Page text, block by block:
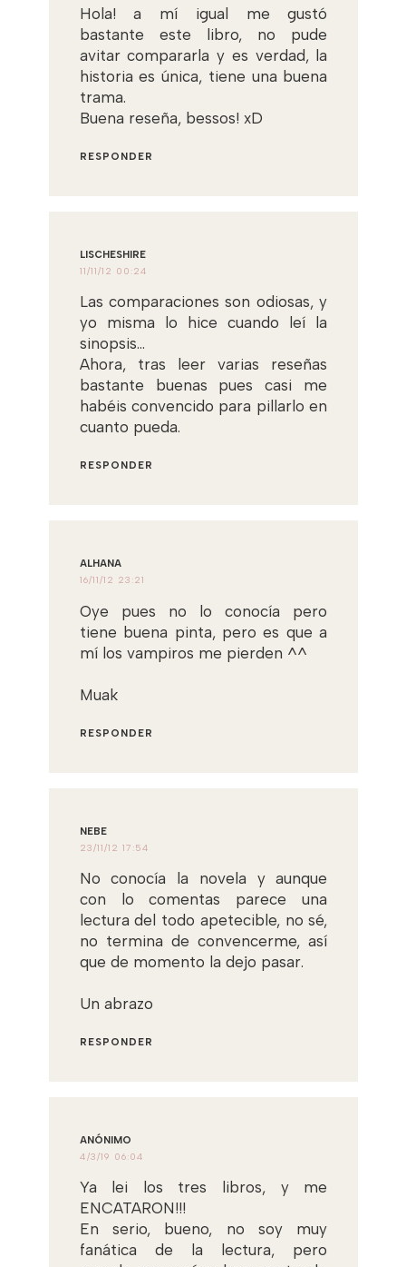
Hola! a mí igual me gustó
bastante este libro, no pude
avitar compararla y es verdad, la
historia es única, tiene una buena
trama.
Buena reseña, bessos! xD
RESPONDER
LISCHESHIRE
11/11/12 00:24
Las comparaciones son odiosas, y
yo misma lo hice cuando leí la
sinopsis...
Ahora, tras leer varias reseñas
bastante buenas pues casi me
habéis convencido para pillarlo en
cuanto pueda.
RESPONDER
ALHANA
16/11/12 23:21
Oye pues no lo conocía pero
tiene buena pinta, pero es que a
mí los vampiros me pierden ^^
Muak
RESPONDER
NEBE
23/11/12 17:54
No conocía la novela y aunque
con lo comentas parece una
lectura del todo apetecible, no sé,
no termina de convencerme, así
que de momento la dejo pasar.
Un abrazo
RESPONDER
ANÓNIMO
4/3/19 06:04
Ya lei los tres libros, y me
ENCATARON!!!
En serio, bueno, no soy muy
fanática de la lectura, pero